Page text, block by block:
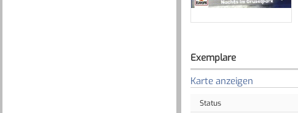
Exemplare
Karte anzeigen
Status